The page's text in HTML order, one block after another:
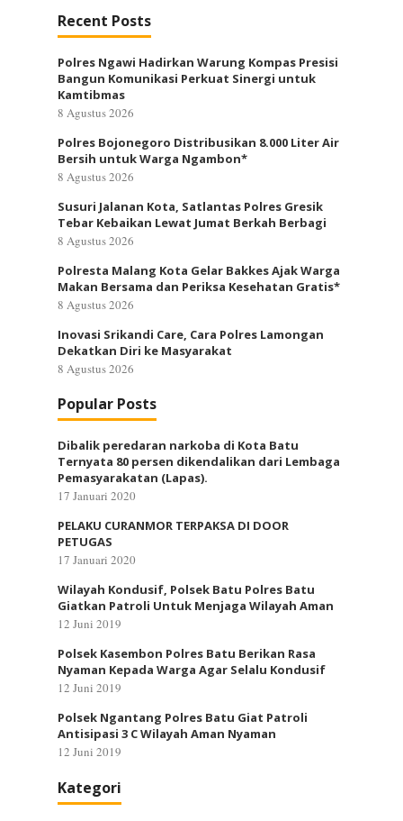
Recent Posts
Polres Ngawi Hadirkan Warung Kompas Presisi
Bangun Komunikasi Perkuat Sinergi untuk
Kamtibmas
8 Agustus 2026
Polres Bojonegoro Distribusikan 8.000 Liter Air
Bersih untuk Warga Ngambon*
8 Agustus 2026
Susuri Jalanan Kota, Satlantas Polres Gresik
Tebar Kebaikan Lewat Jumat Berkah Berbagi
8 Agustus 2026
Polresta Malang Kota Gelar Bakkes Ajak Warga
Makan Bersama dan Periksa Kesehatan Gratis*
8 Agustus 2026
Inovasi Srikandi Care, Cara Polres Lamongan
Dekatkan Diri ke Masyarakat
8 Agustus 2026
Popular Posts
Dibalik peredaran narkoba di Kota Batu
Ternyata 80 persen dikendalikan dari Lembaga
Pemasyarakatan (Lapas).
17 Januari 2020
PELAKU CURANMOR TERPAKSA DI DOOR
PETUGAS
17 Januari 2020
Wilayah Kondusif, Polsek Batu Polres Batu
Giatkan Patroli Untuk Menjaga Wilayah Aman
12 Juni 2019
Polsek Kasembon Polres Batu Berikan Rasa
Nyaman Kepada Warga Agar Selalu Kondusif
12 Juni 2019
Polsek Ngantang Polres Batu Giat Patroli
Antisipasi 3 C Wilayah Aman Nyaman
12 Juni 2019
Kategori